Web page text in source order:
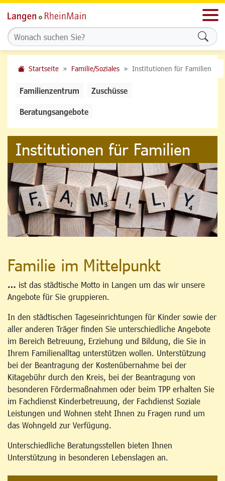
Startseite Familie/Soziales Institutionen für Familien
Familienzentrum Zuschüsse
Beratungsangebote
Institutionen für Familien
Familie im Mittelpunkt
… ist das städtische Motto in Langen um das wir unsere
Angebote für Sie gruppieren.
In den städtischen Tageseinrichtungen für Kinder sowie der
aller anderen Träger finden Sie unterschiedliche Angebote
im Bereich Betreuung, Erziehung und Bildung, die Sie in
Ihrem Familienalltag unterstützen wollen. Unterstützung
bei der Beantragung der Kostenübernahme bei der
Kitagebühr durch den Kreis, bei der Beantragung von
besonderen Fördermaßnahmen oder beim TPP erhalten Sie
im Fachdienst Kinderbetreuung, der Fachdienst Soziale
Leistungen und Wohnen steht Ihnen zu Fragen rund um
das Wohngeld zur Verfügung.
Unterschiedliche Beratungsstellen bieten Ihnen
Unterstützung in besonderen Lebenslagen an.